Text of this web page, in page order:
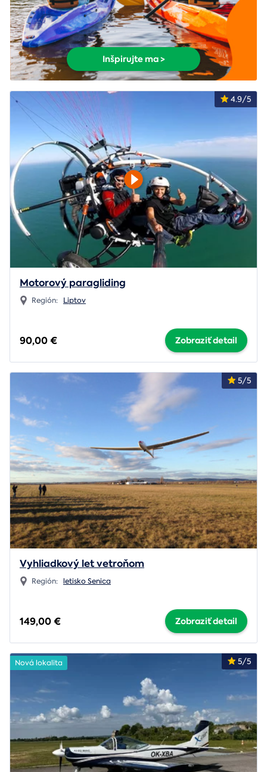
Inšpirujte ma >
4.9/5
Motorový paragliding
Región: Liptov
90,00 € Zobraziť detail
5/5
Vyhliadkový let vetroňom
Región: letisko Senica
149,00 € Zobraziť detail
5/5
Nová lokalita